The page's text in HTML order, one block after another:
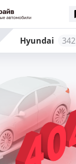
Hyundai 342